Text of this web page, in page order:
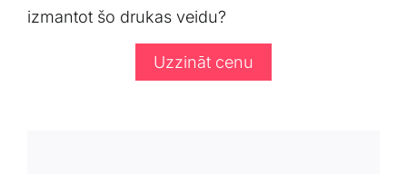
izmantot šo drukas veidu?
Uzzināt cenu